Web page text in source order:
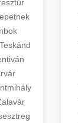
Teskánd